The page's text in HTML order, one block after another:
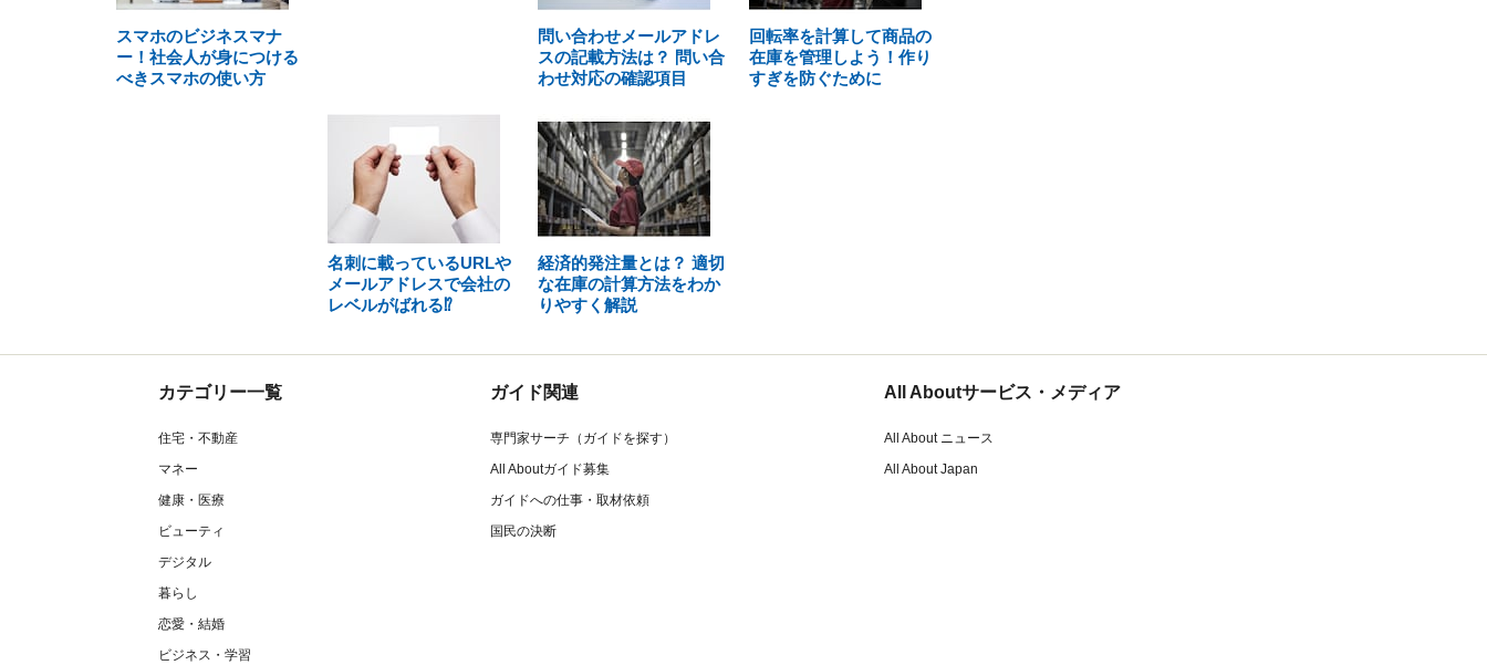
スマホのビジネスマナ
ー！社会人が身につける
べきスマホの使い方
問い合わせメールアドレ
スの記載方法は？ 問い合
わせ対応の確認項目
回転率を計算して商品の
在庫を管理しよう！作り
すぎを防ぐために
名刺に載っているURLや
メールアドレスで会社の
レベルがばれる⁉
経済的発注量とは？ 適切
な在庫の計算方法をわか
りやすく解説
カテゴリー一覧
住宅・不動産
マネー
健康・医療
ビューティ
デジタル
暮らし
恋愛・結婚
ビジネス・学習
ガイド関連
専門家サーチ（ガイドを探す）
All Aboutガイド募集
ガイドへの仕事・取材依頼
国民の決断
All Aboutサービス・メディア
All About ニュース
All About Japan